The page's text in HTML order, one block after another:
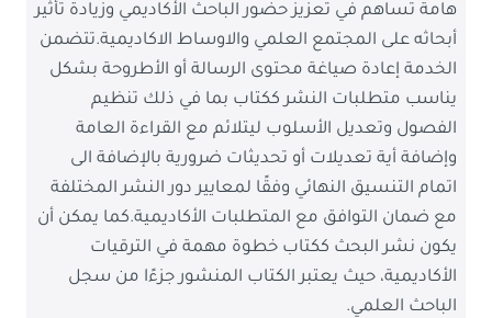
هامة تساهم في تعزيز حضور الباحث الأكاديمي وزيادة تأثير
أبحاثه على المجتمع العلمي والاوساط الاكاديمية.تتضمن
الخدمة إعادة صياغة محتوى الرسالة أو الأطروحة بشكل
يناسب متطلبات النشر ككتاب بما في ذلك تنظيم
الفصول وتعديل الأسلوب ليتلائم مع القراءة العامة
وإضافة أية تعديلات أو تحديثات ضرورية بالإضافة الى
اتمام التنسيق النهائي وفقًا لمعايير دور النشر المختلفة
مع ضمان التوافق مع المتطلبات الأكاديمية.كما يمكن أن
يكون نشر البحث ككتاب خطوة مهمة في الترقيات
الأكاديمية، حيث يعتبر الكتاب المنشور جزءًا من سجل
الباحث العلمي.